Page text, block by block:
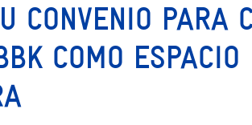
CONVENIO PARA
COMO